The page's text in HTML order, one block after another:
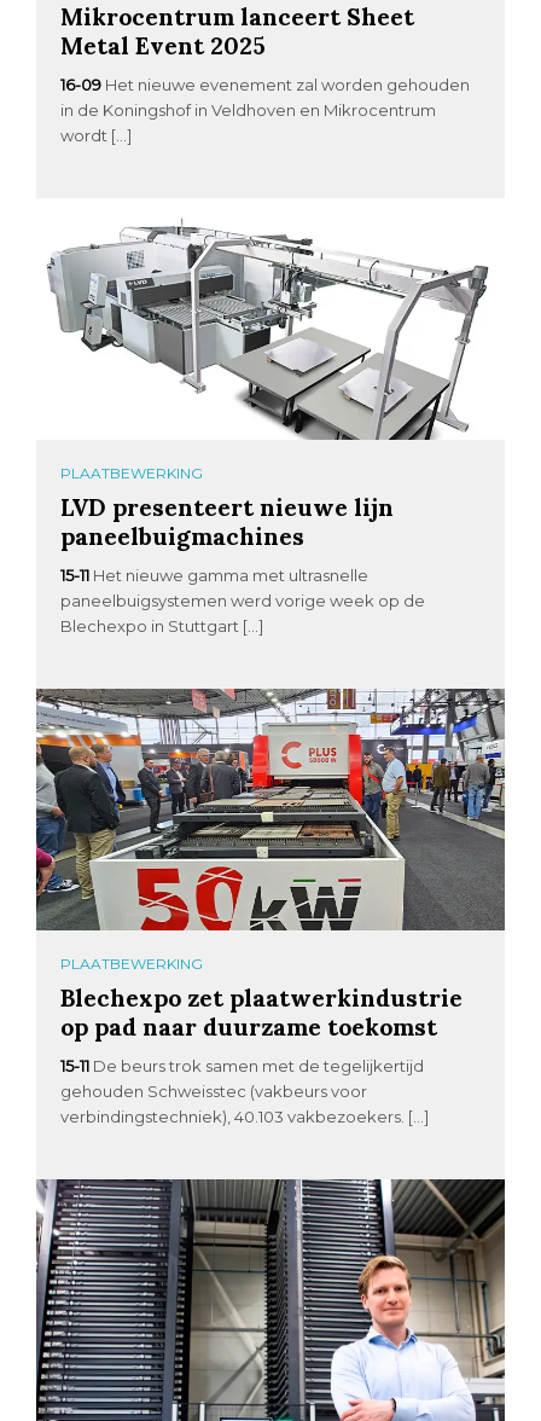
Mikrocentrum lanceert Sheet
Metal Event 2025
16-09 Het nieuwe evenement zal worden gehouden
in de Koningshof in Veldhoven en Mikrocentrum
wordt […]
PLAATBEWERKING
LVD presenteert nieuwe lijn
paneelbuigmachines
15-11 Het nieuwe gamma met ultrasnelle
paneelbuigsystemen werd vorige week op de
Blechexpo in Stuttgart […]
PLAATBEWERKING
Blechexpo zet plaatwerkindustrie
op pad naar duurzame toekomst
15-11 De beurs trok samen met de tegelijkertijd
gehouden Schweisstec (vakbeurs voor
verbindingstechniek), 40.103 vakbezoekers. […]